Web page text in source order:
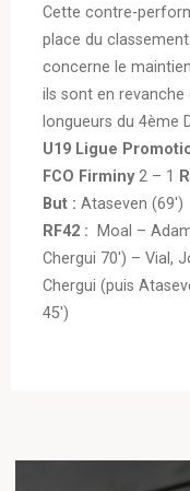
Cette contre-
place du
concerne le
ils sont en
longueurs du 4ème
U19 Ligue
FCO Firminy2 – 1
But : Ataseven (69′)
RF42 : Moal –
Chergui 70′) – Vial,
Chergui (puis
45′)